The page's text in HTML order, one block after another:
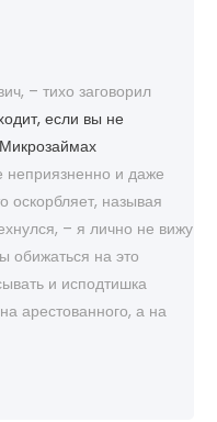
– тихо заговорил
если вы не
неприязненно и даже
оскорбляет, называя
– я лично не вижу
обижаться на это
и исподтишка
арестованного, а на